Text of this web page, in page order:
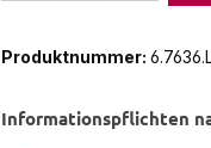
Produktnummer:
Informationspflichten